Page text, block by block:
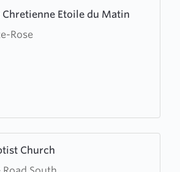
Etoile du Matin
Rose
Church